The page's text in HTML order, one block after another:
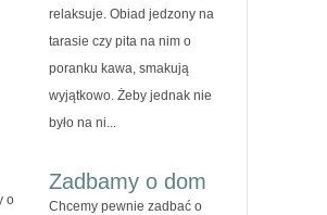
relaksuje. Obiad jedzony na
tarasie czy pita na nim o
poranku kawa, smakują
wyjątkowo. Żeby jednak nie
było na ni...
Zadbamy o dom
Chcemy pewnie zadbać o